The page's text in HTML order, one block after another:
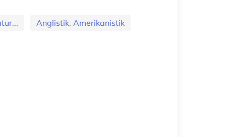
Anglistik. Amerikanistik